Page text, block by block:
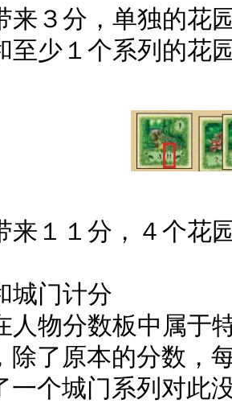
３分，单独的花
少１个系列的花
１１分，４个花
门计分
物分数板中属于
除了原本的分数，
一个城门系列对此